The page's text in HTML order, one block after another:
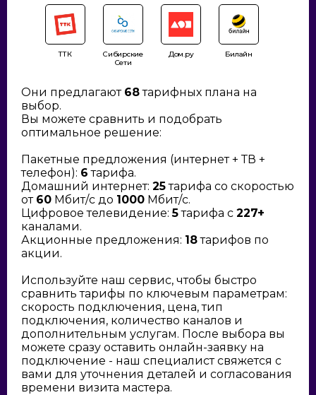
ТТК
Сибирские
Сети
Дом.ру Билайн
Они предлагают 68тарифных плана на
выбор.
Вы можете сравнить и подобрать
оптимальное решение:
Пакетные предложения (интернет + ТВ +
телефон): 6 тарифа.
Домашний интернет: 25тарифа со скоростью
от 60 Мбит/с до 1000 Мбит/с.
Цифровое телевидение:5тарифа с 227+
каналами.
Акционные предложения: 18тарифов по
акции.
Используйте наш сервис, чтобы быстро
сравнить тарифы по ключевым параметрам:
скорость подключения, цена, тип
подключения, количество каналов и
дополнительным услугам. После выбора вы
можете сразу оставить онлайн-заявку на
подключение - наш специалист свяжется с
вами для уточнения деталей и согласования
времени визита мастера.